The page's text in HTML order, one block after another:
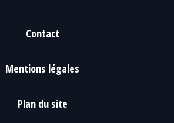
Contact
Mentions légales
Plan du site